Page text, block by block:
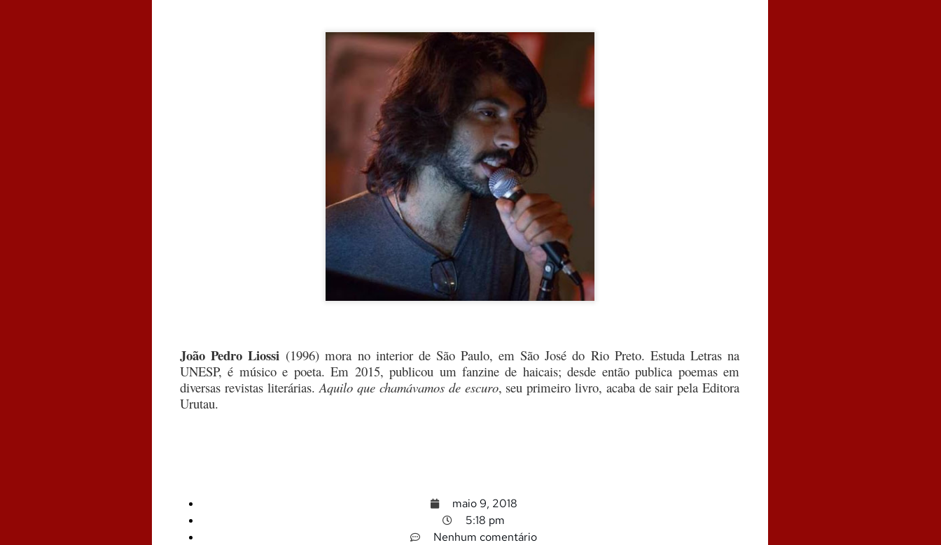
João Pedro Liossi (1996) mora no interior de São Paulo, em São José do Rio Preto. Estuda Letras na
UNESP, é músico e poeta. Em 2015, publicou um fanzine de haicais; desde então publica poemas em
diversas revistas literárias.Aquilo que chamávamos de escuro, seu primeiro livro, acaba de sair pela Editora
Urutau.
maio 9, 2018
5:18 pm
Nenhum comentário